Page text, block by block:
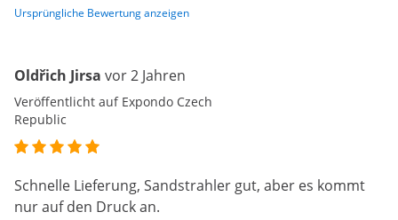
Ursprüngliche Bewertung anzeigen
Oldřich Jirsa vor 2 Jahren
Veröffentlicht auf Expondo Czech
Republic
Schnelle Lieferung, Sandstrahler gut, aber es kommt
nur auf den Druck an.